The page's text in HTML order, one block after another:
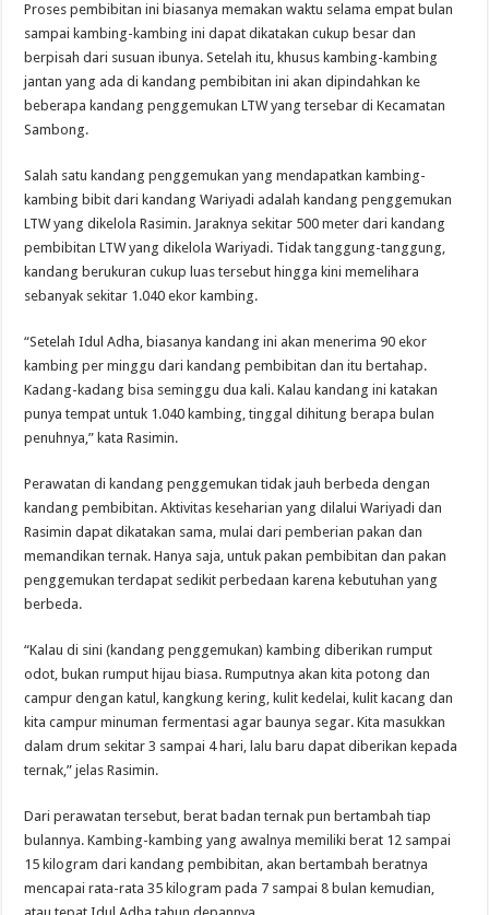
Proses pembibitan ini biasanya memakan waktu selama empat bulan
sampai kambing-kambing ini dapat dikatakan cukup besar dan
berpisah dari susuan ibunya. Setelah itu, khusus kambing-kambing
jantan yang ada di kandang pembibitan ini akan dipindahkan ke
beberapa kandang penggemukan LTW yang tersebar di Kecamatan
Sambong.
Salah satu kandang penggemukan yang mendapatkan kambing-
kambing bibit dari kandang Wariyadi adalah kandang penggemukan
LTW yang dikelola Rasimin. Jaraknya sekitar 500 meter dari kandang
pembibitan LTW yang dikelola Wariyadi. Tidak tanggung-tanggung,
kandang berukuran cukup luas tersebut hingga kini memelihara
sebanyak sekitar 1.040 ekor kambing.
“Setelah Idul Adha, biasanya kandang ini akan menerima 90 ekor
kambing per minggu dari kandang pembibitan dan itu bertahap.
Kadang-kadang bisa seminggu dua kali. Kalau kandang ini katakan
punya tempat untuk 1.040 kambing, tinggal dihitung berapa bulan
penuhnya,” kata Rasimin.
Perawatan di kandang penggemukan tidak jauh berbeda dengan
kandang pembibitan. Aktivitas keseharian yang dilalui Wariyadi dan
Rasimin dapat dikatakan sama, mulai dari pemberian pakan dan
memandikan ternak. Hanya saja, untuk pakan pembibitan dan pakan
penggemukan terdapat sedikit perbedaan karena kebutuhan yang
berbeda.
“Kalau di sini (kandang penggemukan) kambing diberikan rumput
odot, bukan rumput hijau biasa. Rumputnya akan kita potong dan
campur dengan katul, kangkung kering, kulit kedelai, kulit kacang dan
kita campur minuman fermentasi agar baunya segar. Kita masukkan
dalam drum sekitar 3 sampai 4 hari, lalu baru dapat diberikan kepada
ternak,” jelas Rasimin.
Dari perawatan tersebut, berat badan ternak pun bertambah tiap
bulannya. Kambing-kambing yang awalnya memiliki berat 12 sampai
15 kilogram dari kandang pembibitan, akan bertambah beratnya
mencapai rata-rata 35 kilogram pada 7 sampai 8 bulan kemudian,